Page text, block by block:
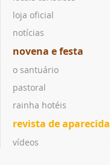
loja oficial
notícias
novena e festa
o santuário
pastoral
rainha hotéis
revista de aparecida
vídeos